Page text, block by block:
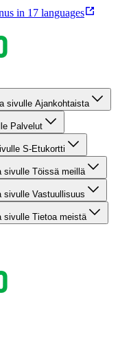
in 17 languages
sivulle Ajankohtaista
Palvelut
S-Etukortti
sivulle Töissä meillä
Vastuullisuus
sivulle Tietoa meistä